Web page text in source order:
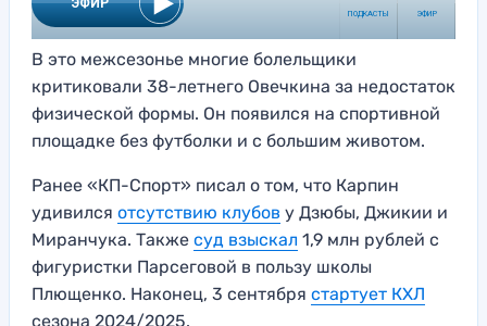
В это межсезонье многие болельщики
критиковали 38-летнего Овечкина за недостаток
физической формы. Он появился на спортивной
площадке без футболки и с большим животом.
Ранее «КП-Спорт» писал о том, что Карпин
удивился отсутствию клубов у Дзюбы, Джикии и
Миранчука. Также суд взыскал 1,9 млн рублей с
фигуристки Парсеговой в пользу школы
Плющенко. Наконец, 3 сентября стартует КХЛ
сезона 2024/2025.